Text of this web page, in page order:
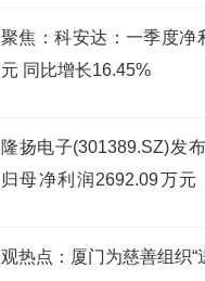
聚焦：科安达：一季度净
元 同比增长16.45%
隆扬电子(301389.SZ)发
归母净利润2692.09万元
观热点：厦门为慈善组织“